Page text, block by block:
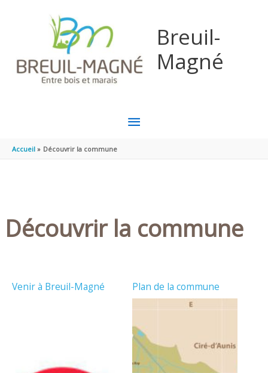
Breuil-
Magné
MENU
Accueil Découvrir la commune
Découvrir la commune
Venir à Breuil-Magné Plan de la commune